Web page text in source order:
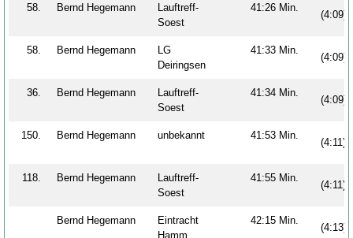
58. Bernd Hegemann
Lauftreff-
Soest
41:26 Min.
(4:09)
58. Bernd Hegemann
LG
Deiringsen
41:33 Min.
(4:09)
36. Bernd Hegemann
Lauftreff-
Soest
41:34 Min.
(4:09)
150. Bernd Hegemann unbekannt 41:53 Min.
(4:11)
118. Bernd Hegemann
Lauftreff-
Soest
41:55 Min.
(4:11)
Bernd Hegemann
Eintracht
Hamm
42:15 Min.
(4:13)